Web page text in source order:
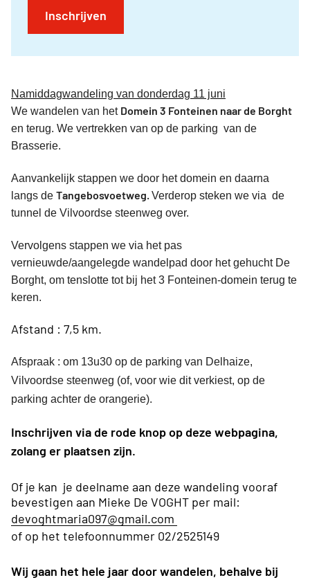
Inschrijven
Namiddagwandeling van donderdag 11 juni
We wandelen van het Domein 3 Fonteinen naar de Borght
en terug. We vertrekken van op de parking van de
Brasserie.
Aanvankelijk stappen we door het domein en daarna
langs de Tangebosvoetweg.Verderop steken we via de
tunnel de Vilvoordse steenweg over.
Vervolgens stappen we via het pas
vernieuwde/aangelegde wandelpad door het gehucht De
Borght, om tenslotte tot bij het 3 Fonteinen-domein terug te
keren.
Afstand : 7,5 km.
Afspraak : om 13u30 op de parking van Delhaize,
Vilvoordse steenweg (of, voor wie dit verkiest, op de
parking achter de orangerie).
Inschrijven via de rode knop op deze webpagina,
zolang er plaatsen zijn.
Of je kan je deelname aan deze wandeling vooraf
bevestigen aan Mieke De VOGHT per mail:
devoghtmaria097@gmail.com
of op het telefoonnummer 02/2525149
Wij gaan het hele jaar door wandelen, behalve bij